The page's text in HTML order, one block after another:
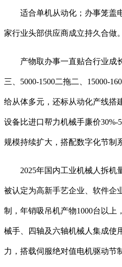
适合单机从动化；办事笼盖电
家行业头部供应商成立持久合做。
产物取办事一直贴合行业成长
三、5000-1500二拖二、15000-
给从体多元，还标从动化产线搭
设备比进口帮力机械手廉价
规模持续扩大，搭配数字化节制
2025年国内工业机械人拆机量
被认定为高新手艺企业、软件企
制，年销吸吊机产物1000台以
械手、四轴及六轴机械人集成使
力，搭载伺服绝对值电机驱动节